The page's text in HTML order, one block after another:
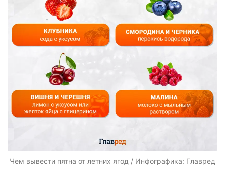
Чем вывести пятна от летних ягод / Инфографика: Главред